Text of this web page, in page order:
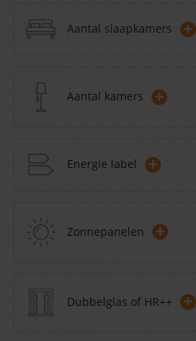
Aantal slaapkamers +
Aantal kamers +
Energie label +
Zonnepanelen +
Dubbelglas of HR++ +